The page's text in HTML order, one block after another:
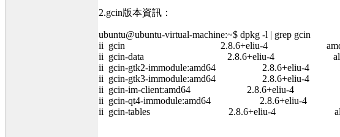
2.gcin版本資訊：
ubuntu@ubuntu-virtual-machine:~$ dpkg -l | grep gcin
ii gcin 2.8.6+eliu-4 amd64 GTK+
ii gcin-data 2.8.6+eliu-4 all icons
ii gcin-gtk2-immodule:amd64 2.8.6+eliu-4
ii gcin-gtk3-immodule:amd64 2.8.6+eliu-4
ii gcin-im-client:amd64 2.8.6+eliu-4 amd64
ii gcin-qt4-immodule:amd64 2.8.6+eliu-4
ii gcin-tables 2.8.6+eliu-4 all input